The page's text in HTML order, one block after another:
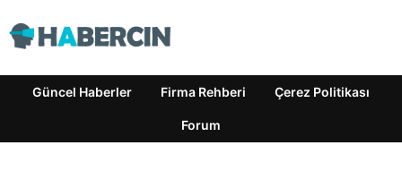
Güncel Haberler Firma Rehberi Çerez Politikası
Forum